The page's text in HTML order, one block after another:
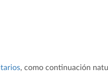
, como continuación